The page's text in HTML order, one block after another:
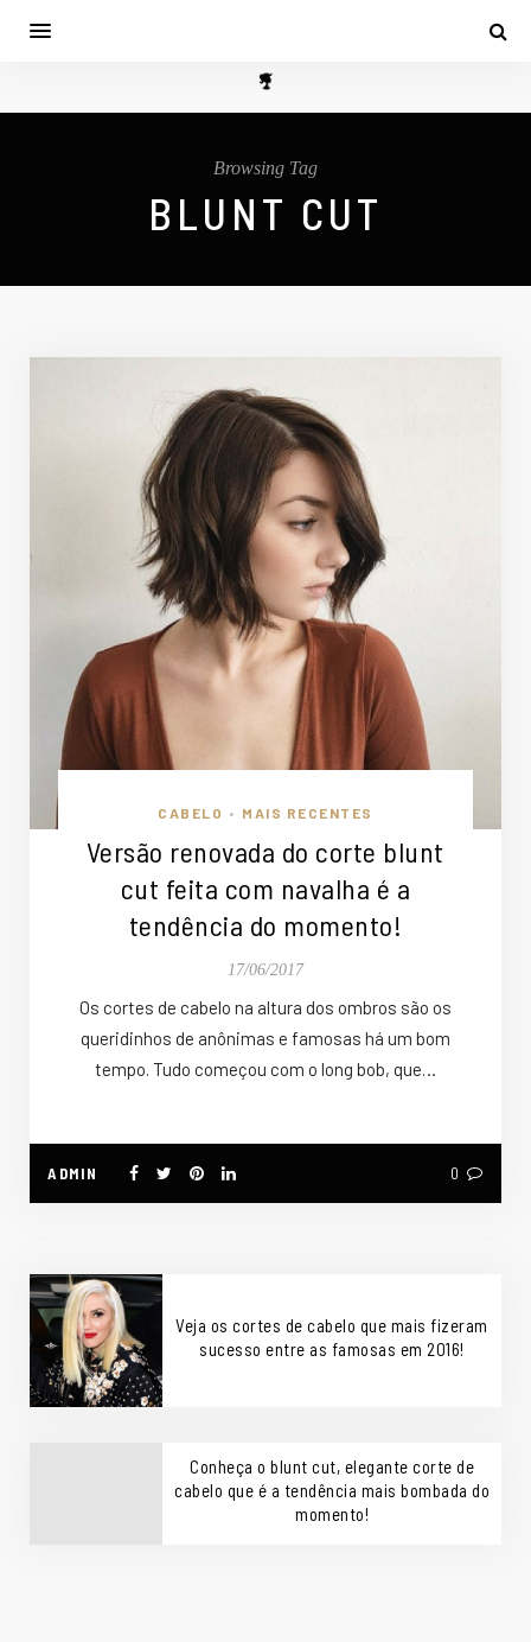
Browsing Tag
BLUNT CUT
CABELO • MAIS RECENTES
Versão renovada do corte blunt
cut feita com navalha é a
tendência do momento!
17/06/2017
Os cortes de cabelo na altura dos ombros são os
queridinhos de anônimas e famosas há um bom
tempo. Tudo começou com o long bob, que…
ADMIN 0
Veja os cortes de cabelo que mais fizeram
sucesso entre as famosas em 2016!
Conheça o blunt cut, elegante corte de
cabelo que é a tendência mais bombada do
momento!